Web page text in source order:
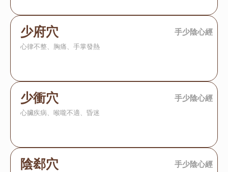
少府穴 手少陰心經
心律不整、胸痛、手掌發熱
少衝穴 手少陰心經
心臟疾病、喉嚨不適、昏迷
陰郄穴 手少陰心經